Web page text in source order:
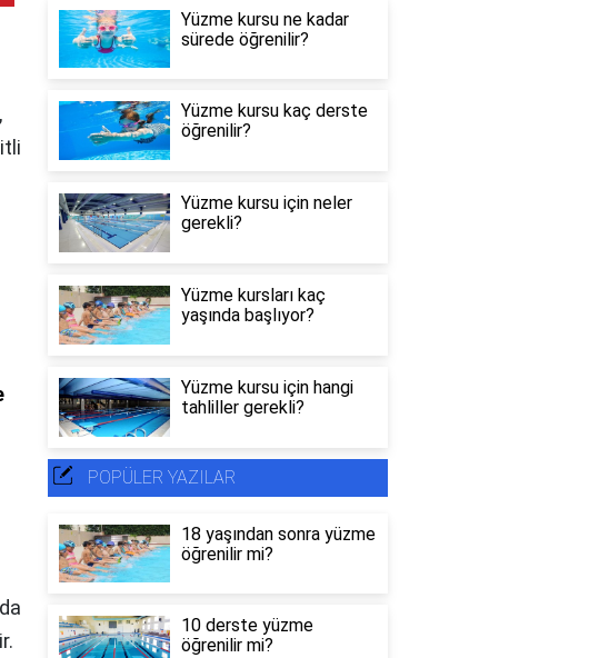
Yüzme kursu ne kadar
sürede öğrenilir?
Yüzme kursu kaç derste
öğrenilir?
Yüzme kursu için neler
gerekli?
Yüzme kursları kaç
yaşında başlıyor?
Yüzme kursu için hangi
tahliller gerekli?
POPÜLER YAZILAR
18 yaşından sonra yüzme
öğrenilir mi?
10 derste yüzme
öğrenilir mi?